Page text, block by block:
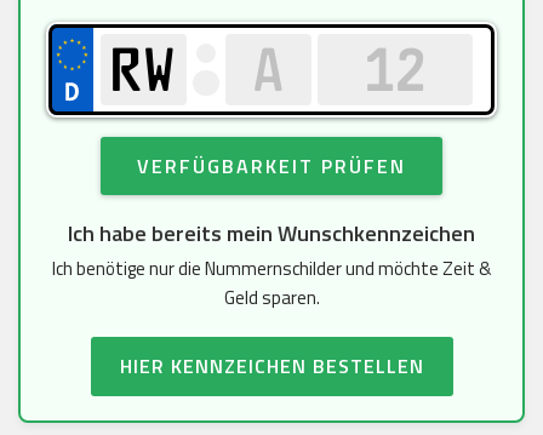
VERFÜGBARKEIT PRÜFEN
Ich habe bereits mein Wunschkennzeichen
Ich benötige nur die Nummernschilder und möchte Zeit &
Geld sparen.
HIER KENNZEICHEN BESTELLEN